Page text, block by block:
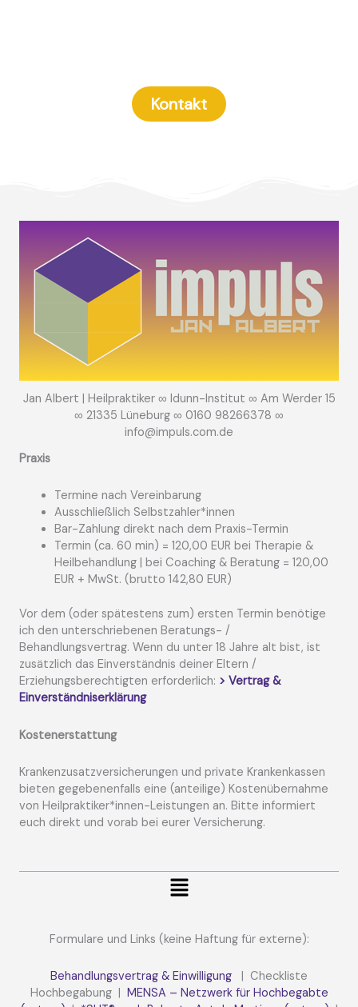
Kontakt
Jan Albert | Heilpraktiker ∞ Idunn-Institut ∞ Am Werder 15
∞ 21335 Lüneburg ∞ 0160 98266378 ∞
info@impuls.com.de
Praxis
Termine nach Vereinbarung
Ausschließlich Selbstzahler*innen
Bar-Zahlung direkt nach dem Praxis-Termin
Termin (ca. 60 min) = 120,00 EUR bei Therapie &
Heilbehandlung | bei Coaching & Beratung = 120,00
EUR + MwSt. (brutto 142,80 EUR)
Vor dem (oder spätestens zum) ersten Termin benötige
ich den unterschriebenen Beratungs- /
Behandlungsvertrag. Wenn du unter 18 Jahre alt bist, ist
zusätzlich das Einverständnis deiner Eltern /
Erziehungsberechtigten erforderlich: > Vertrag &
Einverständniserklärung
Kostenerstattung
Krankenzusatzversicherungen und private Krankenkassen
bieten gegebenenfalls eine (anteilige) Kostenübernahme
von Heilpraktiker*innen-Leistungen an. Bitte informiert
euch direkt und vorab bei eurer Versicherung.
Menü
Formulare und Links (keine Haftung für externe):
Behandlungsvertrag & Einwilligung | Checkliste
Hochbegabung | MENSA – Netzwerk für Hochbegabte